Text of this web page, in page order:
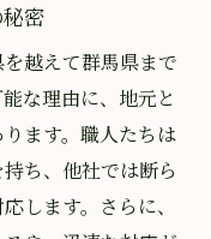
密
越えて群馬県まで
な理由に、地元と
ます。職人たちは
ち、他社では断ら
します。さらに、